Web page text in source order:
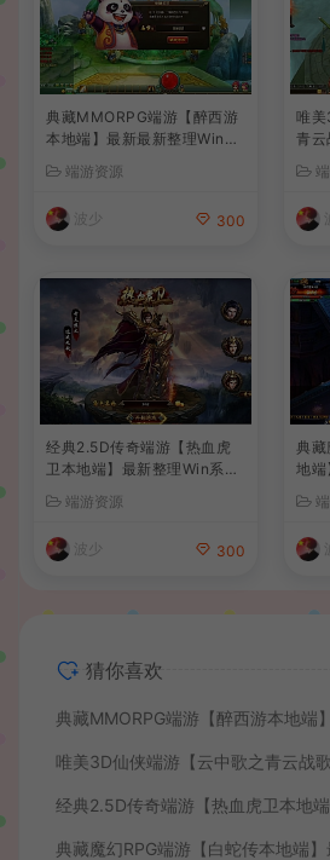
典藏MMORPG端游【醉西游
本地端】最新最新整理Win系
+详细搭建教程
端游资源
波少 300
唯美
青云
M工
经典2.5D传奇端游【热血虎
卫本地端】最新整理Win系服
程
端游资源
波少 300
典藏
地端
建教
猜你喜欢